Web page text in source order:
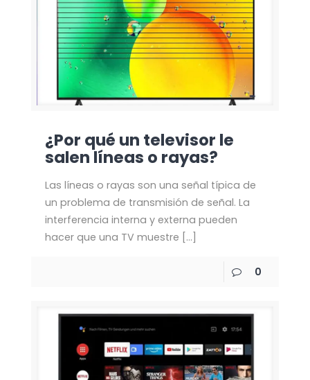
¿Por qué un televisor le
salen líneas o rayas?
Las líneas o rayas son una señal típica de
un problema de transmisión de señal. La
interferencia interna y externa pueden
hacer que una TV muestre […]
0